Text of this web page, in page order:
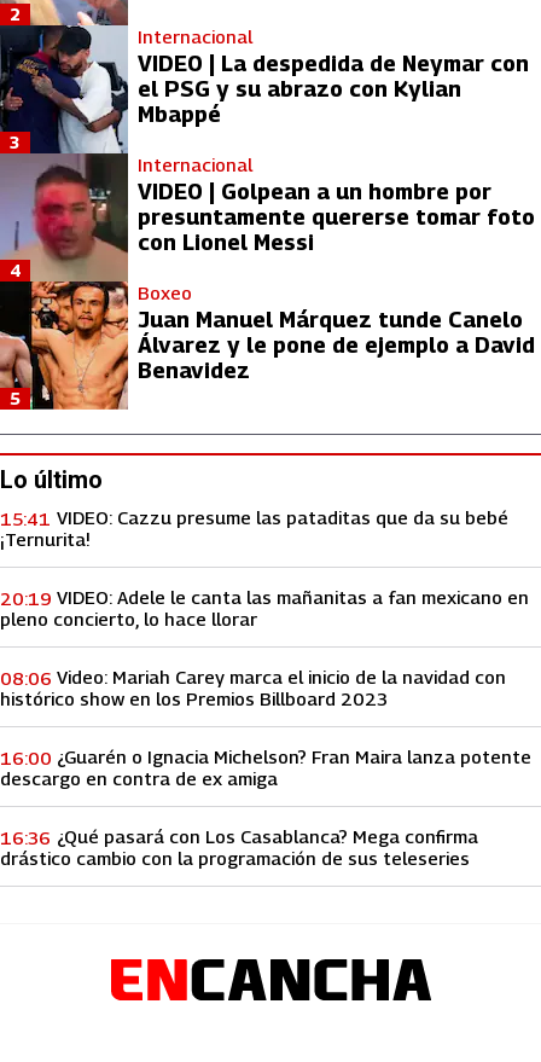
2
Internacional
VIDEO | La despedida de Neymar con
el PSG y su abrazo con Kylian
Mbappé
3
Internacional
VIDEO | Golpean a un hombre por
presuntamente quererse tomar foto
con Lionel Messi
4
Boxeo
Juan Manuel Márquez tunde Canelo
Álvarez y le pone de ejemplo a David
Benavidez
5
Lo último
VIDEO: Cazzu presume las pataditas que da su bebé
¡Ternurita!
15:41
VIDEO: Adele le canta las mañanitas a fan mexicano en
pleno concierto, lo hace llorar
20:19
Video: Mariah Carey marca el inicio de la navidad con
histórico show en los Premios Billboard 2023
08:06
¿Guarén o Ignacia Michelson? Fran Maira lanza potente
descargo en contra de ex amiga
16:00
¿Qué pasará con Los Casablanca? Mega confirma
drástico cambio con la programación de sus teleseries
16:36